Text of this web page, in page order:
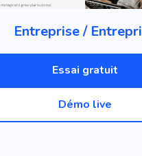
Entreprise /
Essai gratuit
Démo live